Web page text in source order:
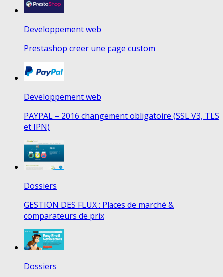
Developpement web
Prestashop creer une page custom
Developpement web
PAYPAL – 2016 changement obligatoire (SSL V3, TLS
et IPN)
Dossiers
GESTION DES FLUX : Places de marché &
comparateurs de prix
Dossiers